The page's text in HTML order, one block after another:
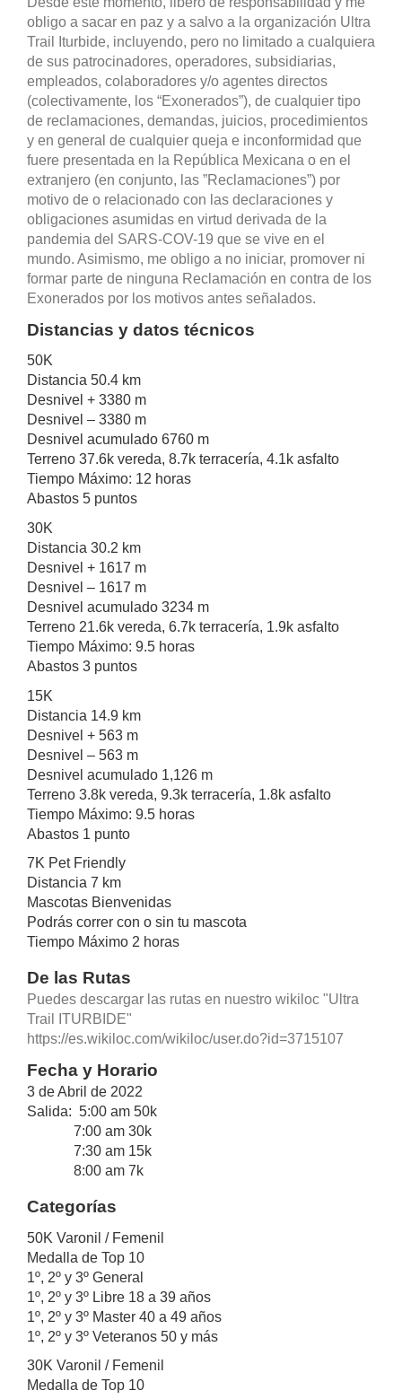
obligo a sacar en paz y a salvo a la organización Ultra
Trail Iturbide, incluyendo, pero no limitado a cualquiera
de sus patrocinadores, operadores, subsidiarias,
empleados, colaboradores y/o agentes directos
(colectivamente, los “Exonerados”), de cualquier tipo
de reclamaciones, demandas, juicios, procedimientos
y en general de cualquier queja e inconformidad que
fuere presentada en la República Mexicana o en el
extranjero (en conjunto, las ”Reclamaciones”) por
motivo de o relacionado con las declaraciones y
obligaciones asumidas en virtud derivada de la
pandemia del SARS-COV-19 que se vive en el
mundo. Asimismo, me obligo a no iniciar, promover ni
formar parte de ninguna Reclamación en contra de los
Exonerados por los motivos antes señalados.
Distancias y datos técnicos
50K
Distancia 50.4 km
Desnivel + 3380 m
Desnivel – 3380 m
Desnivel acumulado 6760 m
Terreno 37.6k vereda, 8.7k terracería, 4.1k asfalto
Tiempo Máximo: 12 horas
Abastos 5 puntos
30K
Distancia 30.2 km
Desnivel + 1617 m
Desnivel – 1617 m
Desnivel acumulado 3234 m
Terreno 21.6k vereda, 6.7k terracería, 1.9k asfalto
Tiempo Máximo: 9.5 horas
Abastos 3 puntos
15K
Distancia 14.9 km
Desnivel + 563 m
Desnivel – 563 m
Desnivel acumulado 1,126 m
Terreno 3.8k vereda, 9.3k terracería, 1.8k asfalto
Tiempo Máximo: 9.5 horas
Abastos 1 punto
7K Pet Friendly
Distancia 7 km
Mascotas Bienvenidas
Podrás correr con o sin tu mascota
Tiempo Máximo 2 horas
De las Rutas
Puedes descargar las rutas en nuestro wikiloc "Ultra
Trail ITURBIDE"
https://es.wikiloc.com/wikiloc/user.do?id=3715107
Fecha y Horario
3 de Abril de 2022
Salida: 5:00 am 50k
7:00 am 30k
7:30 am 15k
8:00 am 7k
Categorías
50K Varonil / Femenil
Medalla de Top 10
1º, 2º y 3º General
1º, 2º y 3º Libre 18 a 39 años
1º, 2º y 3º Master 40 a 49 años
1º, 2º y 3º Veteranos 50 y más
30K Varonil / Femenil
Medalla de Top 10